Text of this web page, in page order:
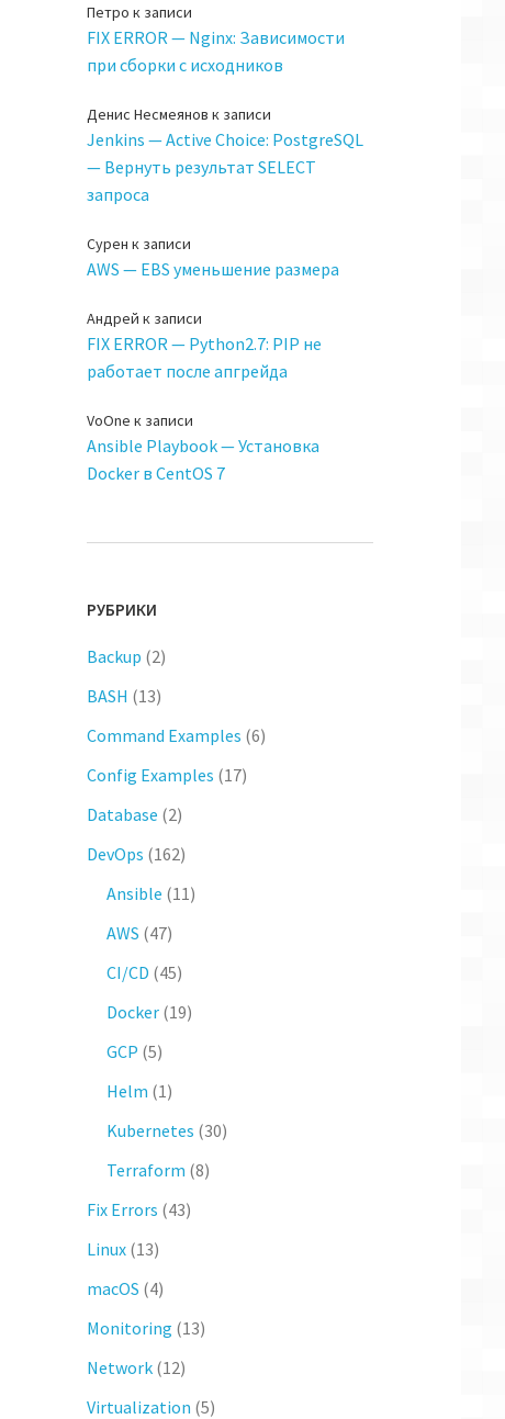
Петро к записи
FIX ERROR — Nginx: Зависимости
при сборки с исходников
Денис Несмеянов к записи
Jenkins — Active Choice: PostgreSQL
— Вернуть результат SELECT
запроса
Сурен к записи
AWS — EBS уменьшение размера
Андрей к записи
FIX ERROR — Python2.7: PIP не
работает после апгрейда
VoOne к записи
Ansible Playbook — Установка
Docker в CentOS 7
РУБРИКИ
Backup (2)
BASH (13)
Command Examples (6)
Config Examples (17)
Database (2)
DevOps (162)
Ansible (11)
AWS (47)
CI/CD (45)
Docker(19)
GCP (5)
Helm (1)
Kubernetes (30)
Terraform (8)
Fix Errors (43)
Linux(13)
macOS (4)
Monitoring (13)
Network(12)
Virtualization (5)